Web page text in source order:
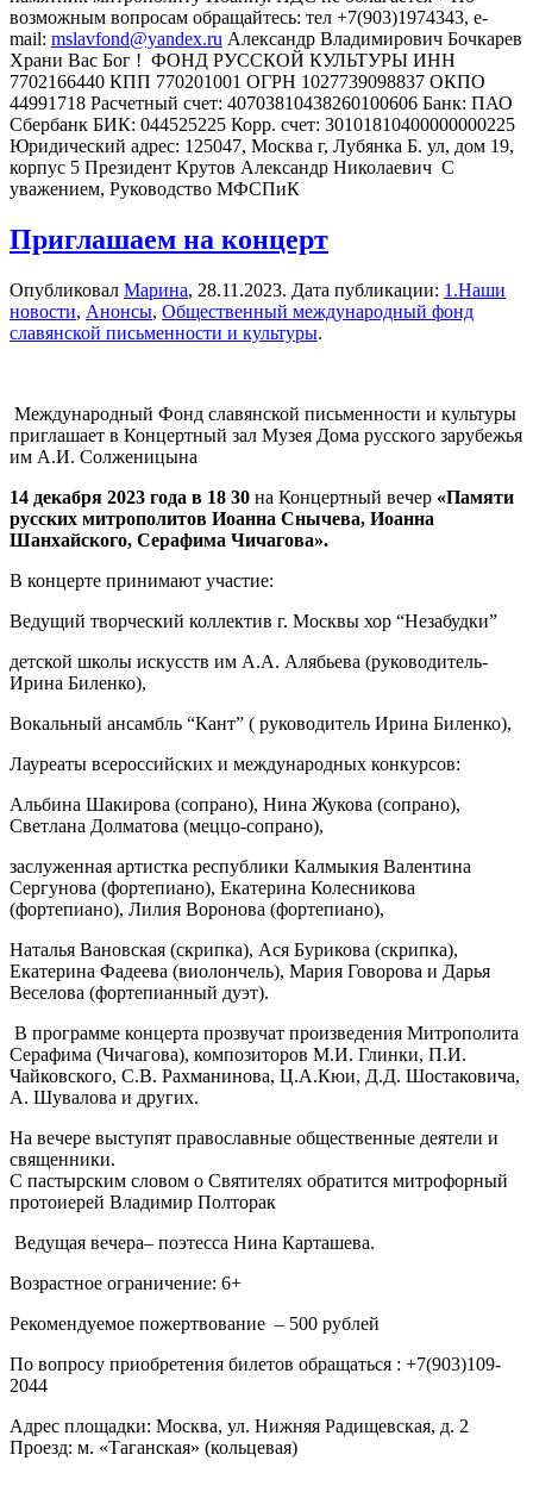
возможным вопросам обращайтесь: тел +7(903)1974343, e-
mail: mslavfond@yandex.ru Александр Владимирович Бочкарев
Храни Вас Бог ! ФОНД РУССКОЙ КУЛЬТУРЫ ИНН
7702166440 КПП 770201001 ОГРН 1027739098837 ОКПО
44991718 Расчетный счет: 40703810438260100606 Банк: ПАО
Сбербанк БИК: 044525225 Корр. счет: 30101810400000000225
Юридический адрес: 125047, Москва г, Лубянка Б. ул, дом 19,
корпус 5 Президент Крутов Александр Николаевич C
уважением, Руководство МФСПиК
Приглашаем на концерт
Опубликовал Марина, 28.11.2023. Дата публикации: 1.Наши
новости, Анонсы, Общественный международный фонд
славянской письменности и культуры.
Международный Фонд славянской письменности и культуры
приглашает в Концертный зал Музея Дома русского зарубежья
им А.И. Солженицына
14 декабря 2023 года в 18 30 на Концертный вечер «Памяти
русских митрополитов Иоанна Снычева, Иоанна
Шанхайского, Серафима Чичагова».
В концерте принимают участие:
Ведущий творческий коллектив г. Москвы хор “Незабудки”
детской школы искусств им А.А. Алябьева (руководитель-
Ирина Биленко),
Вокальный ансамбль “Кант” ( руководитель Ирина Биленко),
Лауреаты всероссийских и международных конкурсов:
Альбина Шакирова (сопрано), Нина Жукова (сопрано),
Светлана Долматова (меццо-сопрано),
заслуженная артистка республики Калмыкия Валентина
Сергунова (фортепиано), Екатерина Колесникова
(фортепиано), Лилия Воронова (фортепиано),
Наталья Вановская (скрипка), Ася Бурикова (скрипка),
Екатерина Фадеева (виолончель), Мария Говорова и Дарья
Веселова (фортепианный дуэт).
В программе концерта прозвучат произведения Митрополита
Серафима (Чичагова), композиторов М.И. Глинки, П.И.
Чайковского, С.В. Рахманинова, Ц.А.Кюи, Д.Д. Шостаковича,
А. Шувалова и других.
На вечере выступят православные общественные деятели и
священники.
С пастырским словом о Святителях обратится митрофорный
протоиерей Владимир Полторак
Ведущая вечера– поэтесса Нина Карташева.
Возрастное ограничение: 6+
Рекомендуемое пожертвование – 500 рублей
По вопросу приобретения билетов обращаться : +7(903)109-
2044
Адрес площадки: Москва, ул. Нижняя Радищевская, д. 2
Проезд: м. «Таганская» (кольцевая)